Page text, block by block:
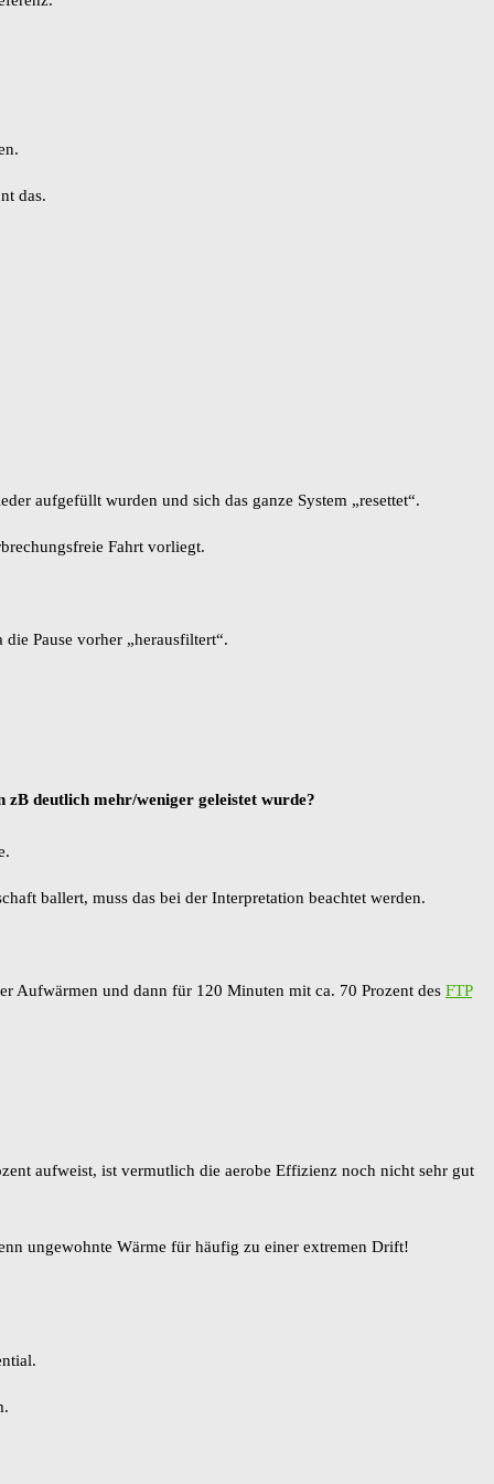
das.
aufgefüllt wurden und sich das ganze System „resettet“.
Fahrt vorliegt.
Pause vorher „herausfiltert“.
zB deutlich mehr/weniger geleistet wurde?
ballert, muss das bei der Interpretation beachtet werden.
Aufwärmen und dann für 120 Minuten mit ca. 70 Prozent des FTP
aufweist, ist vermutlich die aerobe Effizienz noch nicht sehr gut
ungewohnte Wärme für häufig zu einer extremen Drift!